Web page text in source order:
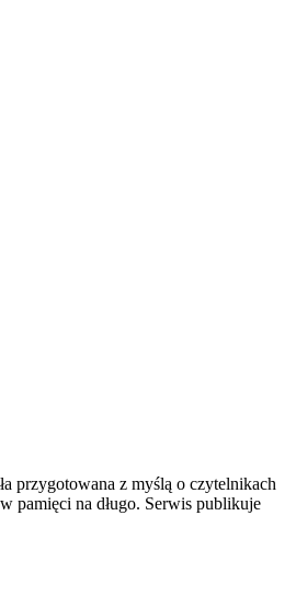
przygotowana z myślą o czytelnikach
pamięci na długo. Serwis publikuje